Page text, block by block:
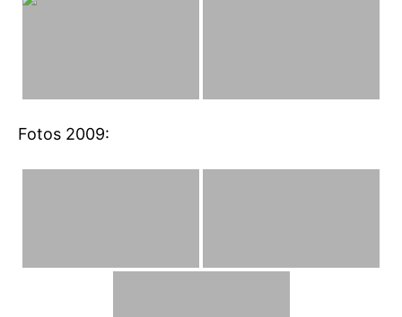
Fotos 2009: